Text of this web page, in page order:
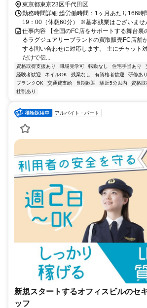
東京都東京23区千代田区
勤務時間詳細 総労働時間：1ヶ月あたり166時
19：00（休憩60分） ※基本残業はございませ
仕事内容 【全国のFC店をサポートする舞台裏
るラグジュアリーブランドの買取販売FC店舗
する問い合わせに対応します。 主にチャット
だけで伝...
資格取得支援あり 職場見学可 転勤なし 住宅手当あり
経験者歓迎
ネイルOK 残業なし 有資格者歓迎 研修あり
ブランクOK
交通費支給 長期歓迎 駅近5分以内 資格取
社割あり
アルバイト・パート
新規スタートするオフィスビルのセ
ッフ